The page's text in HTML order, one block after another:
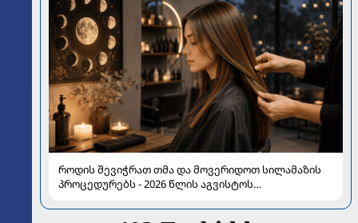
როდის შევიჭრათ თმა და მოვერიდოთ სილამაზის
პროცედურებს - 2026 წლის აგვისტოს